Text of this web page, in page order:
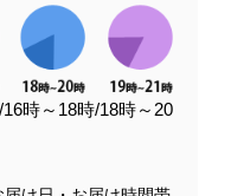
時～18時/18時～20